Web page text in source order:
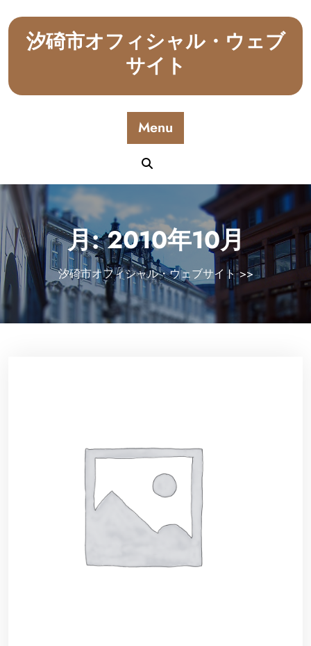
content汐碕市オフィシャル・ウェブ
サイト
Menu
月:2010年10月
汐碕市オフィシャル・ウェブサイト>>